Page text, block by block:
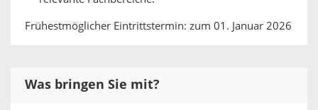
Frühestmöglicher Eintrittstermin: zum 01. Januar 2026
Was bringen Sie mit?